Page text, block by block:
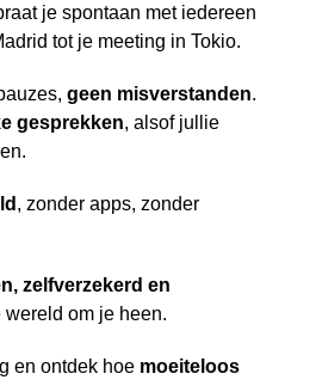
je spontaan met iedereen
tot je meeting in Tokio.
geen misverstanden.
gesprekken, alsof jullie
, zonder apps, zonder
zelfverzekerd en
wereld om je heen.
en ontdek hoe moeiteloos